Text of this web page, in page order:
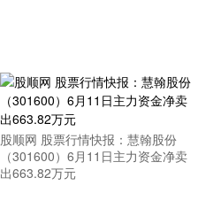
股顺网 股票行情快报：慧翰股份
（301600）6月11日主力资金净卖
出663.82万元